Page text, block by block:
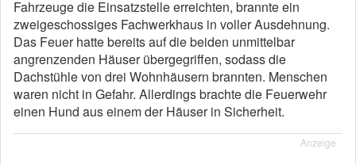
Fahrzeuge die Einsatzstelle erreichten, brannte ein
zweigeschossiges Fachwerkhaus in voller Ausdehnung.
Das Feuer hatte bereits auf die beiden unmittelbar
angrenzenden Häuser übergegriffen, sodass die
Dachstühle von drei Wohnhäusern brannten. Menschen
waren nicht in Gefahr. Allerdings brachte die Feuerwehr
einen Hund aus einem der Häuser in Sicherheit.
Anzeige